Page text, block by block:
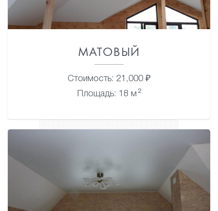
МАТОВЫЙ
Стоимость: 21,000 ₽
Площадь: 18 м 2